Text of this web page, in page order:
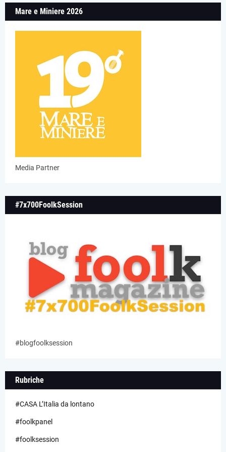
Mare e Miniere 2026
Media Partner
#7x700FoolkSession
#blogfoolksession
Rubriche
#CASA L’Italia da lontano
#foolkpanel
#foolksession